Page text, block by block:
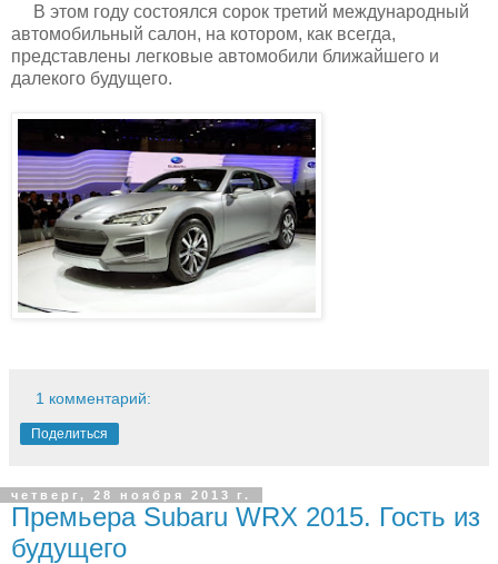
В этом году состоялся сорок третий международный
автомобильный салон, на котором, как всегда,
представлены легковые автомобили ближайшего и
далекого будущего.
1 комментарий:
Поделиться
четверг, 28 ноября 2013 г.
Премьера Subaru WRX 2015. Гость из
будущего